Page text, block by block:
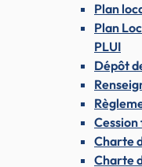
Plan
Plan
PLUI
Dépôt
Charte
Charte